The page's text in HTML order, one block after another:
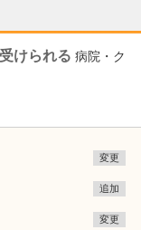
けられる 病院・ク
変更
追加
変更